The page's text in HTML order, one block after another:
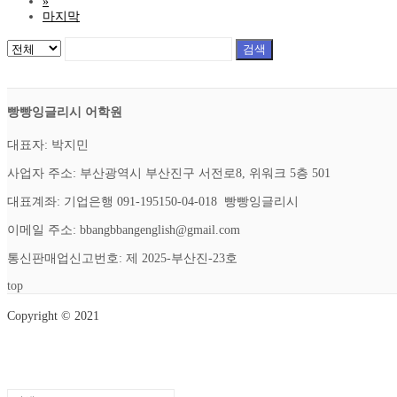
마지막
검색
빵빵잉글리시 어학원
대표자: 박지민
사업자 주소: 부산광역시 부산진구 서전로8, 위워크 5층 501
대표계좌: 기업은행 091-195150-04-018 빵빵잉글리시
이메일 주소: bbangbbangenglish@gmail.com
통신판매업신고번호: 제 2025-부산진-23호
top
Copyright © 2021